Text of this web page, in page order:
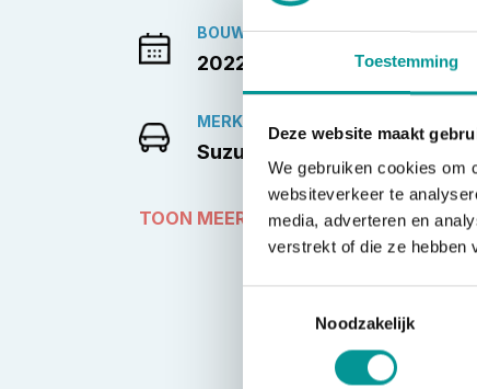
Toestemming
Deze website maakt
We gebruiken cookies om
websiteverkeer te
media, adverteren en
verstrekt of die ze hebben
Noodzakelijk
BOUWJAAR
2022
MERK
Suzuki
TOON MEER